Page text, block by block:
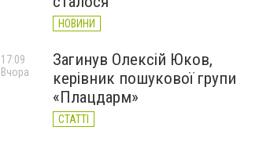
НОВИНИ
Загинув Олексій Юков,
керівник пошукової групи
«Плацдарм»
СТАТТІ
17:09
Вчора